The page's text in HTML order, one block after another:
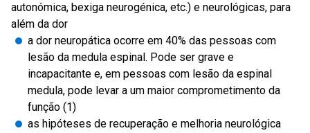
autonómica, bexiga neurogénica, etc.) e neurológicas, para
além da dor
a dor neuropática ocorre em 40% das pessoas com
lesão da medula espinal. Pode ser grave e
incapacitante e, em pessoas com lesão da espinal
medula, pode levar a um maior comprometimento da
função (1)
as hipóteses de recuperação e melhoria neurológica